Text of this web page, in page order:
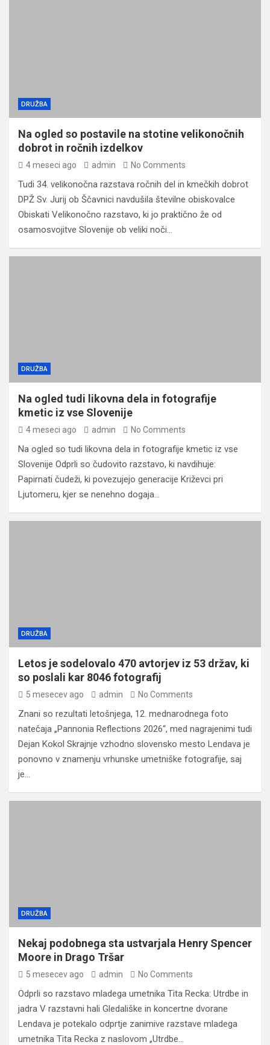
DRUŽBA
Na ogled so postavile na stotine velikonočnih
dobrot in ročnih izdelkov
4 meseci ago admin No Comments
Tudi 34. velikonočna razstava ročnih del in kmečkih dobrot
DPŽ Sv. Jurij ob Ščavnici navdušila številne obiskovalce
Obiskati Velikonočno razstavo, ki jo praktično že od
osamosvojitve Slovenije ob veliki noči…
DRUŽBA
Na ogled tudi likovna dela in fotografije
kmetic iz vse Slovenije
4 meseci ago admin No Comments
Na ogled so tudi likovna dela in fotografije kmetic iz vse
Slovenije Odprli so čudovito razstavo, ki navdihuje:
Papirnati čudeži, ki povezujejo generacije Križevci pri
Ljutomeru, kjer se nenehno dogaja…
DRUŽBA
Letos je sodelovalo 470 avtorjev iz 53 držav, ki
so poslali kar 8046 fotografij
5 mesecev ago admin No Comments
Znani so rezultati letošnjega, 12. mednarodnega foto
natečaja „Pannonia Reflections 2026“, med nagrajenimi tudi
Dejan Kokol Skrajnje vzhodno slovensko mesto Lendava je
ponovno v znamenju vrhunske umetniške fotografije, saj
je…
DRUŽBA
Nekaj podobnega sta ustvarjala Henry Spencer
Moore in Drago Tršar
5 mesecev ago admin No Comments
Odprli so razstavo mladega umetnika Tita Recka: Utrdbe in
jadra V razstavni hali Gledališke in koncertne dvorane
Lendava je potekalo odprtje zanimive razstave mladega
umetnika Tita Recka z naslovom „Utrdbe…